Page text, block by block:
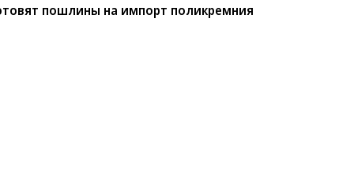
пошлины на импорт поликремния